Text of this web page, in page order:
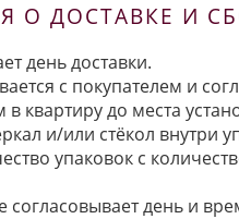
ДОСТАВКЕ И
день доставки.
с покупателем и
квартиру до места
и/или стёкол внутри
упаковок с
день и